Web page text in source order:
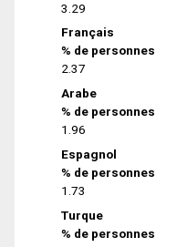
3.29
Français
% de personnes
2.37
Arabe
% de personnes
1.96
Espagnol
% de personnes
1.73
Turque
% de personnes